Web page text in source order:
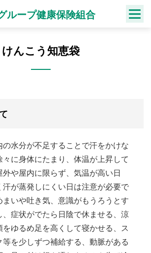
ループ健康保険組合
けんこう知恵袋
水分が不足することで汗をかけな
々に身体にたまり、体温が上昇して
や屋内に限らず、気温が高い日
が蒸発しにくい日は注意が必要で
いや吐き気、意識がもうろうとす
、症状がでたら日陰で休ませる、涼
をゆるめ足を高くして寝かせる、ス
を少しずつ補給する、動脈がある